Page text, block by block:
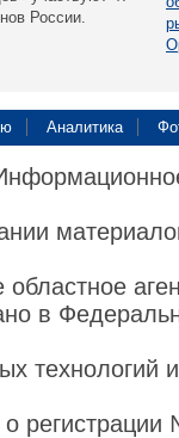
России.
Аналитика
в
технологий
о